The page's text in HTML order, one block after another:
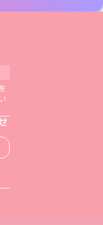
アカウント
アカウント